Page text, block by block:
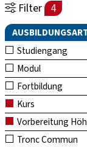
Filter 4
Studiengang
Modul
Fortbildung
Kurs
Vorbereitung
Tronc Commun